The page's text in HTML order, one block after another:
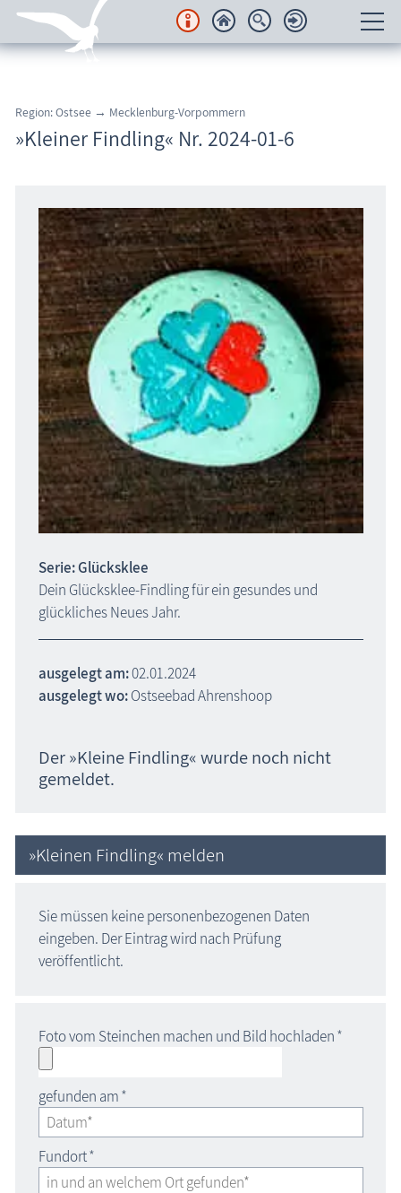
Regionales
Karten
Freizeit
Wissenswertes
Veranstaltungen
Blog
Region: Ostsee → Mecklenburg-Vorpommern
»Kleiner Findling« Nr. 2024-01-6
Serie: Glücksklee
Dein Glücksklee-Findling für ein gesundes und
glückliches Neues Jahr.
ausgelegt am:02.01.2024
ausgelegt wo:Ostseebad Ahrenshoop
Der »Kleine Findling« wurde noch nicht
gemeldet.
»Kleinen Findling« melden
Sie müssen keine personenbezogenen Daten
eingeben. Der Eintrag wird nach Prüfung
veröffentlicht.
Foto vom Steinchen machen und Bild hochladen*
gefunden am*
Fundort*